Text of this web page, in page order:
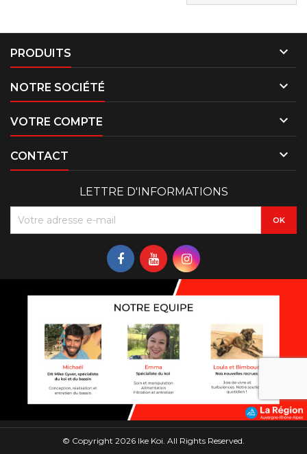
PRODUITS 
NOTRE SOCIÉTÉ 
VOTRE COMPTE 
CONTACT 
LETTRE D'INFORMATIONS
© Copyright 2026 Ike Koi. All Rights Reserved.